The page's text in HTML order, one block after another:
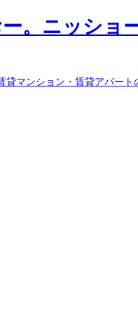
貸マンション・賃貸アパート